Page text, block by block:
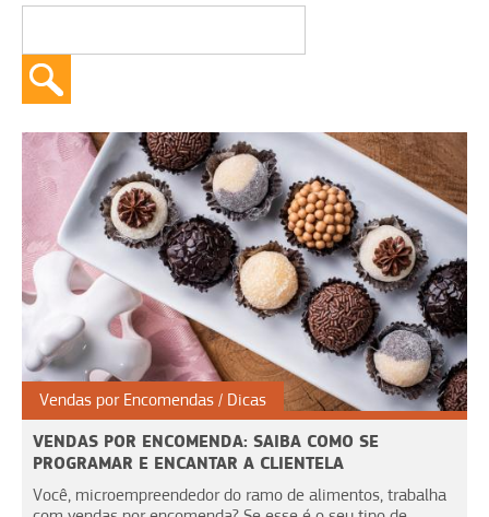
Vendas por Encomendas Dicas
VENDAS POR ENCOMENDA: SAIBA COMO SE
PROGRAMAR E ENCANTAR A CLIENTELA
Você, microempreendedor do ramo de alimentos, trabalha